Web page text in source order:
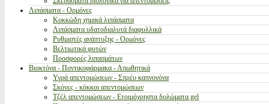
Λιπάσματα - Ορμόνες
Κοκκώδη χημικά λιπάσματα
Λιπάσματα υδατοδιαλυτά διαφυλλικά
Ρυθμιστές ανάπτυξης - Ορμόνες
Βελτιωτικά φυτών
Προσφορές λιπασμάτων
Βιοκτόνα - Ποντικοφάρμακα - Απωθητικά
Υγρά απεντομώσεων - Σπρέυ καπνογόνα
Σκόνες - κόκκοι απεντομώσεων
Τζέλ απεντομώσεων - Ετοιμόχρηστα δολώματα gel